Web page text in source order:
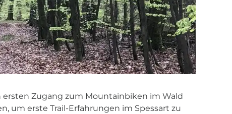
Zugang zum Mountainbiken im Wald
um erste Trail-Erfahrungen im Spessart zu